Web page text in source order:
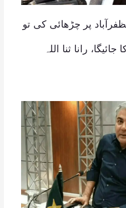
پر چڑھائی کی تو
رانا ثنا اللہ